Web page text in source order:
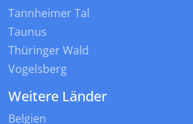
Tannheimer Tal
Taunus
Thüringer Wald
Vogelsberg
Weitere Länder
Belgien